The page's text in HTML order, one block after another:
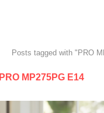
Posts tagged with "PRO
PRO MP275PG E14